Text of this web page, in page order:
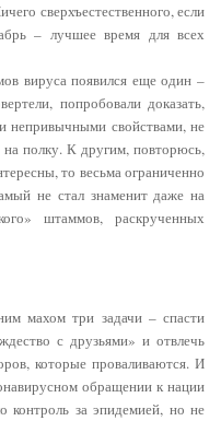
сверхъестественного, если
– лучшее время для всех
вируса появился еще один –
попробовали доказать,
непривычными свойствами, не
на полку. К другим, повторюсь,
то весьма ограниченно
не стал знаменит даже на
штаммов, раскрученных
махом три задачи – спасти
с друзьями» и отвлечь
которые проваливаются. И
обращении к нации
контроль за эпидемией, но не